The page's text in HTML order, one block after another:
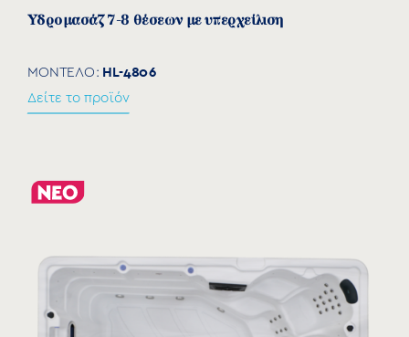
Υδρομασάζ 7-8 θέσεων με υπερχείλιση
ΜΟΝΤΕΛΟ: HL-4806
Δείτε το προϊόν